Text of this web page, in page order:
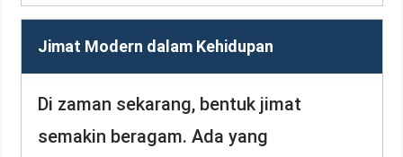
Jimat Modern dalam Kehidupan
Di zaman sekarang, bentuk jimat
semakin beragam. Ada yang